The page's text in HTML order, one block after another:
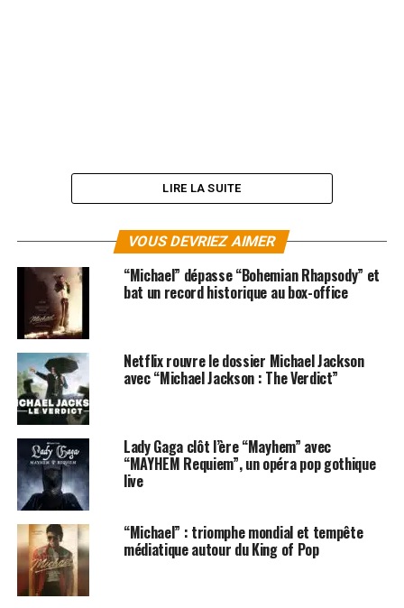
Biographie :
Sur « The Fame », Lady Gaga sert deux doses de dance-
pop, une dose d’eletrco-pop et une dose de rock, le tout
mixé dans un shaker disco-burlesque et généreusement
servi dans un verre de Martini, avec pour seul but de
rendre tout le monde ivre de bonheur et de gloire.
« The Fame » (La
Célébrité) parle de la
célèbre, explique-t-
elle. «La culture pop
LIRE LA SUITE
VOUS DEVRIEZ AIMER
“Michael” dépasse “Bohemian Rhapsody” et
bat un record historique au box-office
Netflix rouvre le dossier Michael Jackson
avec “Michael Jackson : The Verdict”
Lady Gaga clôt l’ère “Mayhem” avec
“MAYHEM Requiem”, un opéra pop gothique
live
“Michael” : triomphe mondial et tempête
médiatique autour du King of Pop